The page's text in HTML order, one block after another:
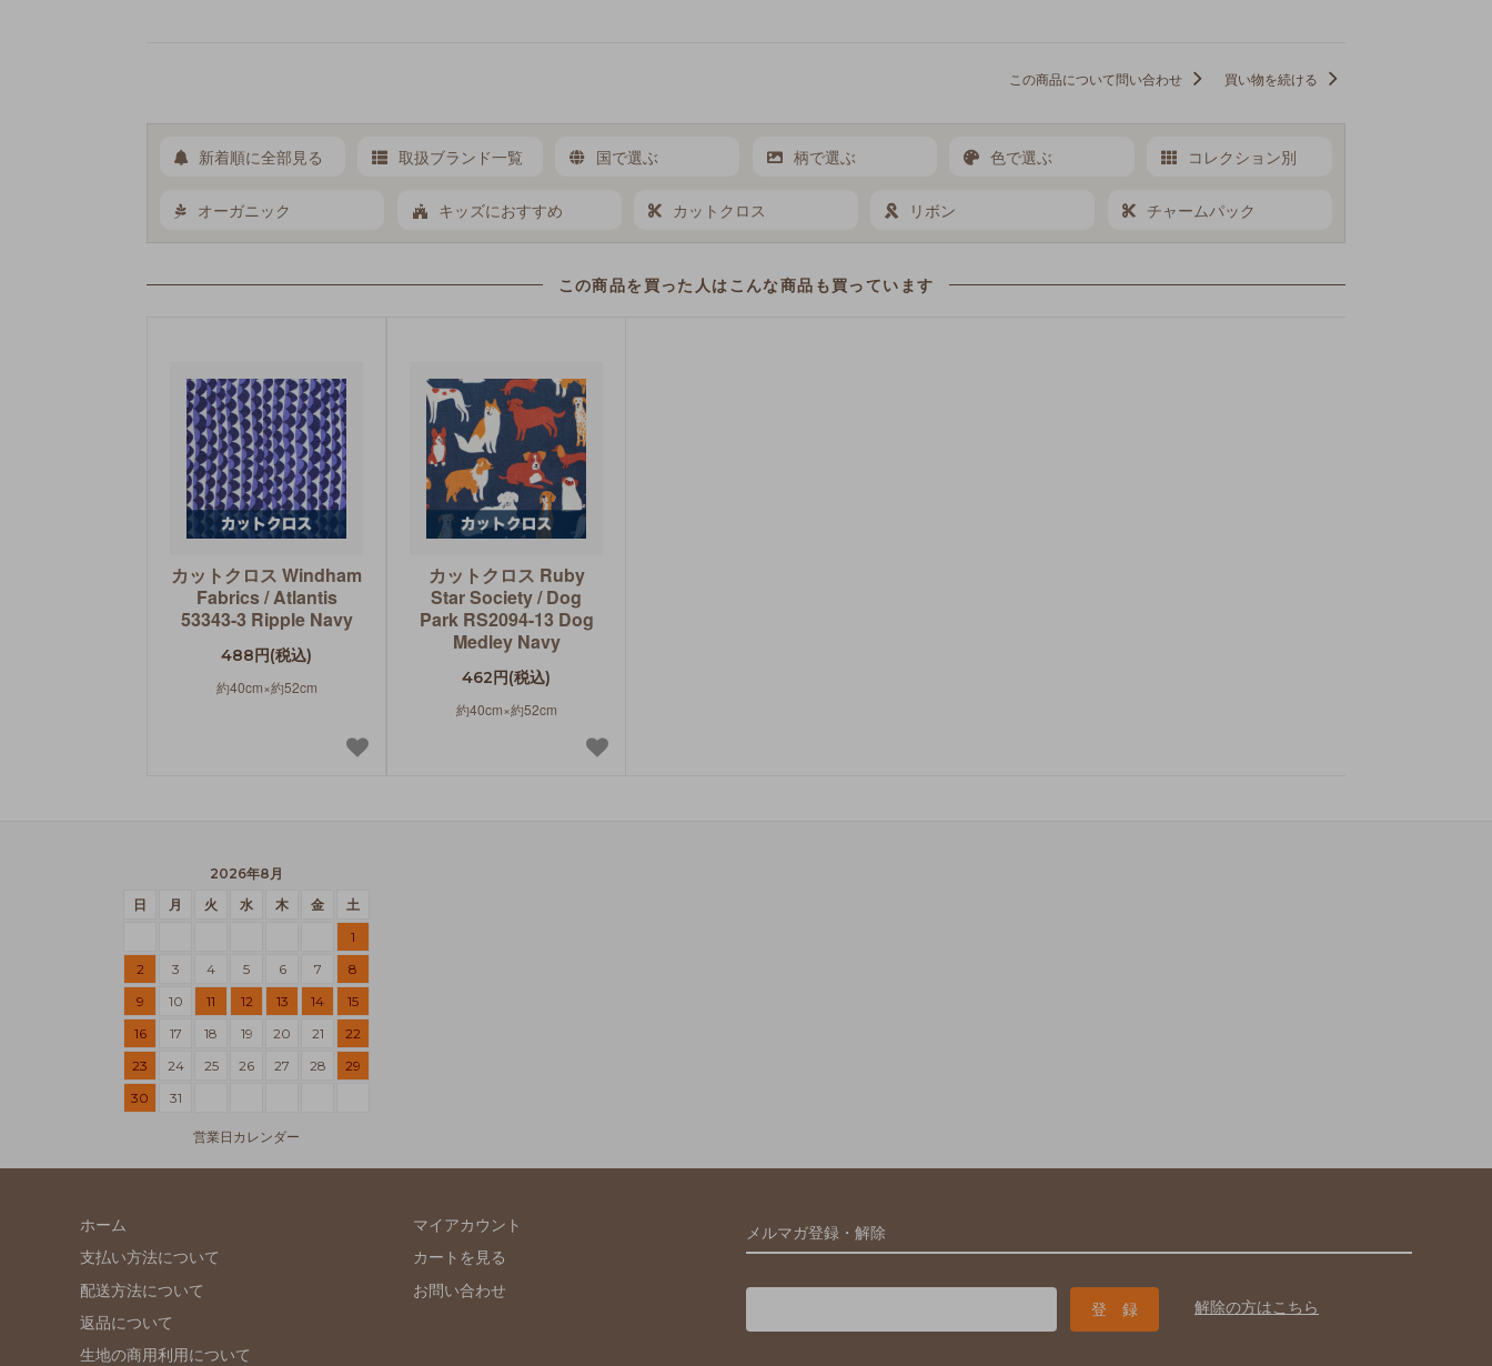
この商品について問い合わせ 買い物を続ける
新着順に全部見る 取扱ブランド一覧 国で選ぶ 柄で選ぶ 色で選ぶ コレクション別
オーガニック キッズにおすすめ カットクロス リボン チャームパック
この商品を買った人はこんな商品も買っています
カットクロス Windham
Fabrics / Atlantis
53343-3 Ripple Navy
488円(税込)
約40cm×約52cm
カットクロス Ruby
Star Society / Dog
Park RS2094-13 Dog
Medley Navy
462円(税込)
約40cm×約52cm
2026年8月
日
月 火 水 木 金
土
1
2
3 4 5 6 7
8
9
10 11 12 13 14
15
16
17 18 19 20 21
22
23
24 25 26 27 28
29
30
31
営業日カレンダー
メルマガ登録・解除
解除の方はこちら
ホーム
支払い方法について
配送方法について
返品について
生地の商用利用について
マイアカウント
カートを見る
お問い合わせ